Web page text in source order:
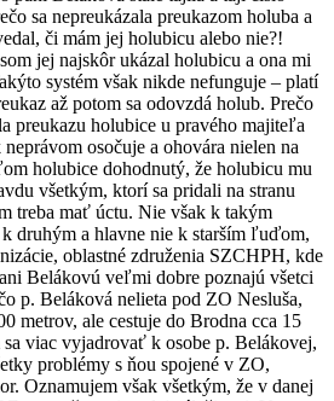
sa nepreukázala preukazom holuba a
či mám jej holubicu alebo nie?!
jej najskôr ukázal holubicu a ona mi
systém však nikde nefunguje – platí
až potom sa odovzdá holub. Prečo
preukazu holubice u pravého majiteľa
osočuje a ohovára nielen na
holubice dohodnutý, že holubicu mu
všetkým, ktorí sa pridali na stranu
treba mať úctu. Nie však k takým
druhým a hlavne nie k starším ľuďom,
oblastné združenia SZCHPH, kde
Belákovú veľmi dobre poznajú všetci
p. Beláková nelieta pod ZO Nesluša,
metrov, ale cestuje do Brodna cca 15
sa viac vyjadrovať k osobe p. Belákovej,
problémy s ňou spojené v ZO,
Oznamujem však všetkým, že v danej